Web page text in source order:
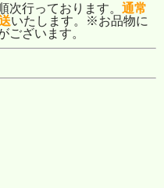
次行っております。 通常
いたします。※お品物に
ございます。